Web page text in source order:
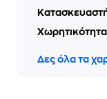
Χωρητικότητα
Δες όλα τα